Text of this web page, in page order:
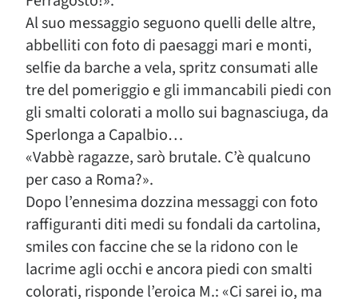
Al suo messaggio seguono quelli delle altre,
abbelliti con foto di paesaggi mari e monti,
selfie da barche a vela, spritz consumati alle
tre del pomeriggio e gli immancabili piedi con
gli smalti colorati a mollo sui bagnasciuga, da
Sperlonga a Capalbio…
«Vabbè ragazze, sarò brutale. C’è qualcuno
per caso a Roma?».
Dopo l’ennesima dozzina messaggi con foto
raffiguranti diti medi su fondali da cartolina,
smiles con faccine che se la ridono con le
lacrime agli occhi e ancora piedi con smalti
colorati, risponde l’eroica M.: «Ci sarei io, ma